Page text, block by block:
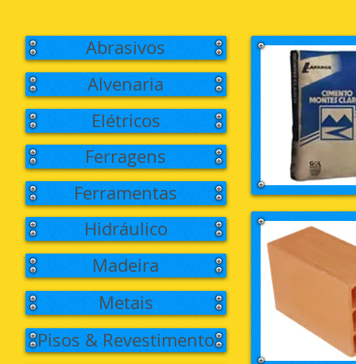
Pisos & Revestimento
Metais
Madeira
Hidráulico
Ferramentas
Ferragens
Elétricos
Alvenaria
Abrasivos